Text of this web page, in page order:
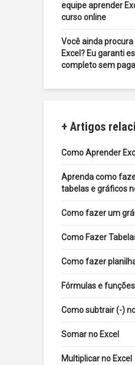
equipe aprender
curso online
Você ainda
Excel? Eu garanti
completo sem
+ Artigos
Como Aprender
Aprenda como
tabelas e gráficos
Como fazer um
Como Fazer
Como fazer
Fórmulas e funções
Como subtrair (-)
Somar no Excel
Multiplicar no Excel